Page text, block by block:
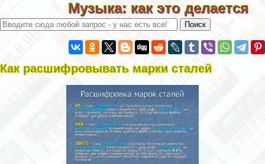
Музыка: как это делается
Как расшифровывать марки сталей